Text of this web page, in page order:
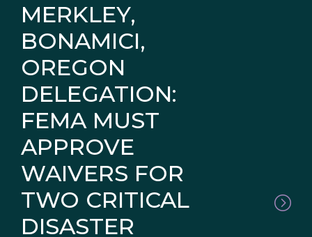
MERKLEY,
BONAMICI,
OREGON
DELEGATION:
FEMA MUST
APPROVE
WAIVERS FOR
TWO CRITICAL
DISASTER